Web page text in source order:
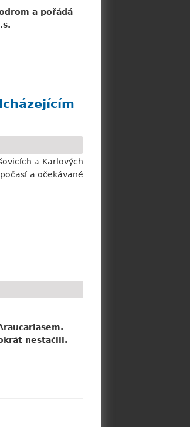
a pořádá
a Karlových
a očekávané
nestačili.